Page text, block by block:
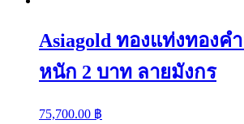
Asiagold ทองแท่งทองค
หนัก 2 บาท ลายมังกร
75,700.00 ฿